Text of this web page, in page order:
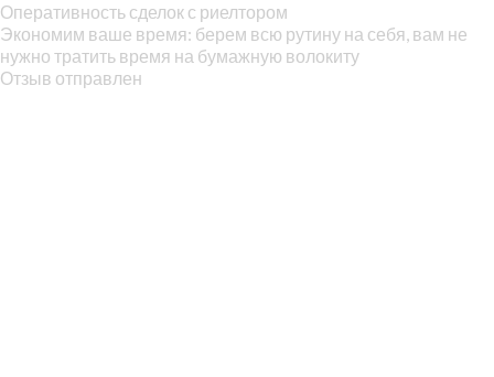
Оперативность сделок с риелтором
Экономим ваше время: берем всю рутину на себя, вам не
нужно тратить время на бумажную волокиту
Отзыв отправлен